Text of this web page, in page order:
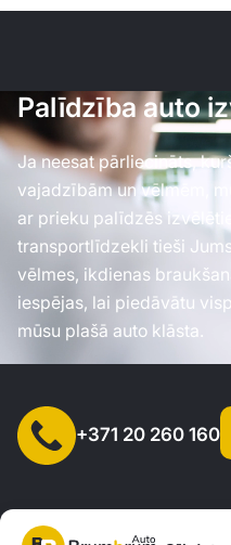
Palīdzība auto
Ja neesat pārliecināts,
vajadzībām un vēlmēm,
ar prieku palīdzēs
transportlīdzekli tieši
vēlmes, ikdienas
iespējas, lai piedāvātu
mūsu plašā auto klāsta.
+371 20 260 160